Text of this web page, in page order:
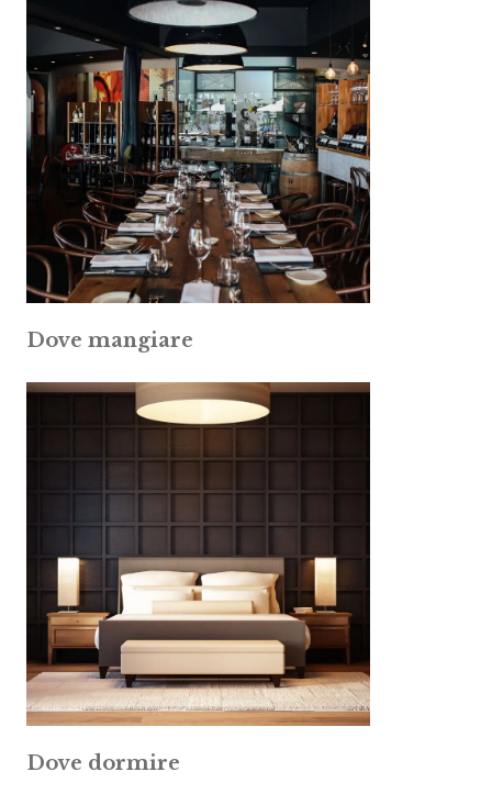
Dove mangiare
Dove dormire